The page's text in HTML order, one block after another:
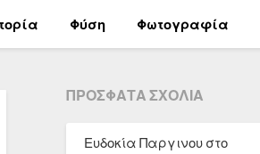
Φύση Φωτογραφία
ΠΡΌΣΦΑΤΑ ΣΧΌΛΙΑ
Ευδοκία Παργινουστο